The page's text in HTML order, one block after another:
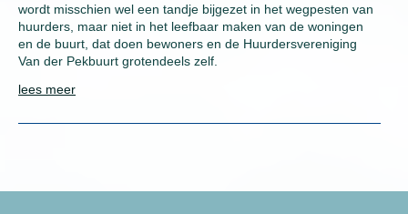
wordt misschien wel een tandje bijgezet in het wegpesten van
huurders, maar niet in het leefbaar maken van de woningen
en de buurt, dat doen bewoners en de Huurdersvereniging
Van der Pekbuurt grotendeels zelf.
lees meer